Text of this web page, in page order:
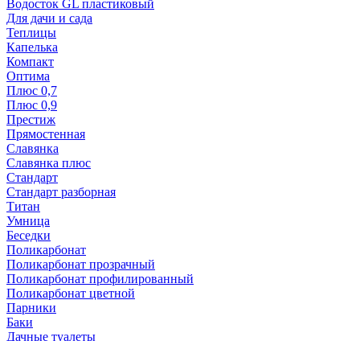
Водосток GL пластиковый
Для дачи и сада
Теплицы
Капелька
Компакт
Оптима
Плюс 0,7
Плюс 0,9
Престиж
Прямостенная
Славянка
Славянка плюс
Стандарт
Стандарт разборная
Титан
Умница
Беседки
Поликарбонат
Поликарбонат прозрачный
Поликарбонат профилированный
Поликарбонат цветной
Парники
Баки
Дачные туалеты